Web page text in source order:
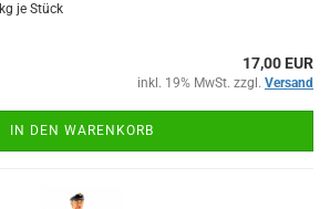
kg je Stück
17,00 EUR
inkl. 19% MwSt. zzgl. Versand
IN DEN WARENKORB